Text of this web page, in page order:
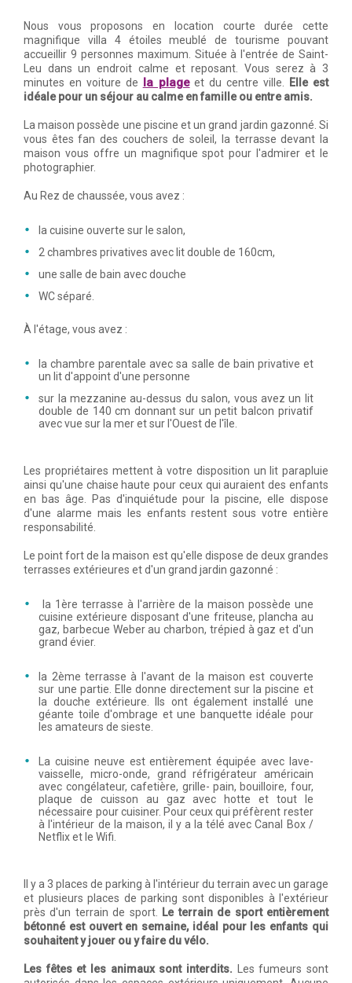
Nous vous proposons en location courte durée cette
magnifique villa 4 étoiles meublé de tourisme pouvant
accueillir 9 personnes maximum. Située à l'entrée de Saint-
Leu dans un endroit calme et reposant. Vous serez à 3
minutes en voiture de la plageet du centre ville.
Elle est
idéale pour un séjour au calme en famille ou entre amis.
La maison possède une piscine et un grand jardin gazonné. Si
vous êtes fan des couchers de soleil, la terrasse devant la
maison vous offre un magnifique spot pour l'admirer et le
photographier.
Au Rez de chaussée, vous avez :
la cuisine ouverte sur le salon,
2 chambres privatives avec lit double de 160cm,
une salle de bain avec douche
WC séparé.
À l'étage, vous avez :
la chambre parentale avec sa salle de bain privative et
un lit d'appoint d'une personne
sur la mezzanine au-dessus du salon, vous avez un lit
double de 140 cm donnant sur un petit balcon privatif
avec vue sur la mer et sur l'Ouest de l'île.
Les propriétaires mettent à votre disposition un lit parapluie
ainsi qu'une chaise haute pour ceux qui auraient des enfants
en bas âge. Pas d'inquiétude pour la piscine, elle dispose
d'une alarme mais les enfants restent sous votre entière
responsabilité.
Le point fort de la maison est qu'elle dispose de deux grandes
terrasses extérieures et d'un grand jardin gazonné :
la 1ère terrasse à l'arrière de la maison possède une
cuisine extérieure disposant d'une friteuse, plancha au
gaz, barbecue Weber au charbon, trépied à gaz et d'un
grand évier.
la 2ème terrasse à l'avant de la maison est couverte
sur une partie. Elle donne directement sur la piscine et
la douche extérieure. Ils ont également installé une
géante toile d'ombrage et une banquette idéale pour
les amateurs de sieste.
La cuisine neuve est entièrement équipée avec lave-
vaisselle, micro-onde, grand réfrigérateur américain
avec congélateur, cafetière, grille- pain, bouilloire, four,
plaque de cuisson au gaz avec hotte et tout le
nécessaire pour cuisiner. Pour ceux qui préfèrent rester
à l'intérieur de la maison, il y a la télé avec Canal Box /
Netflix et le Wifi.
Il y a 3 places de parking à l'intérieur du terrain avec un garage
et plusieurs places de parking sont disponibles à l'extérieur
près d'un terrain de sport.
Le terrain de sport entièrement
bétonné est ouvert en semaine, idéal pour les enfants qui
souhaitent y jouer ou y faire du vélo.
Les fêtes et les animaux sont interdits. Les fumeurs sont